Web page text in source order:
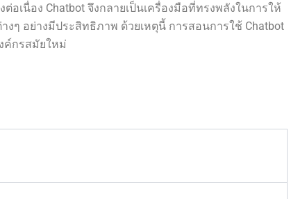
อเนื่อง Chatbot จึงกลายเป็นเครื่องมือที่ทรงพลังในการให้
ๆ อย่างมีประสิทธิภาพ ด้วยเหตุนี้ การสอนการใช้ Chatbot
ค์กรสมัยใหม่